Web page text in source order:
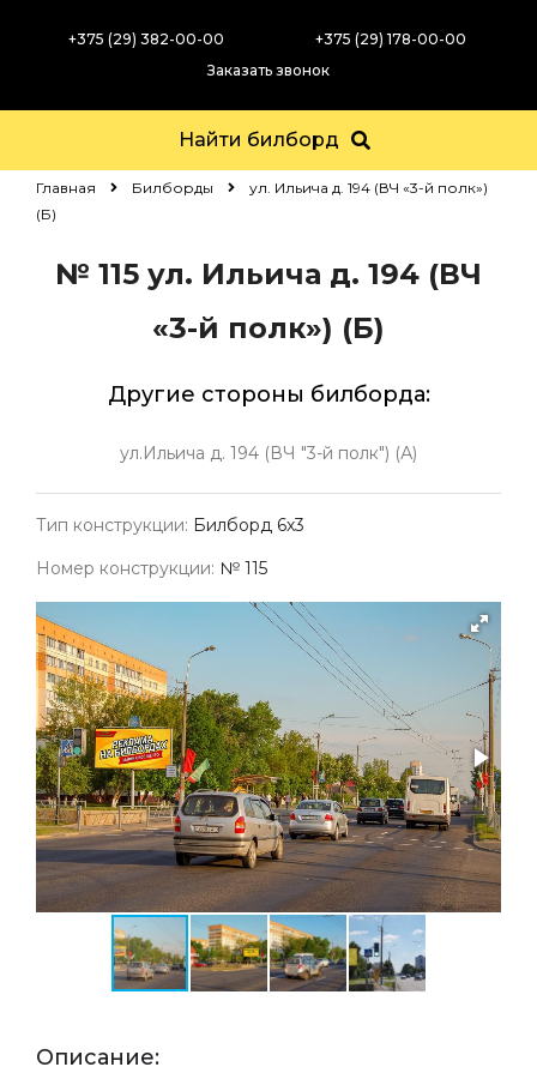
+375 (29) 382-00-00
+375 (29) 178-00-00
Заказать звонок
Найти билборд
Главная Билборды
ул. Ильича д. 194 (ВЧ «3-й полк»)
(Б)
№ 115 ул. Ильича д. 194 (ВЧ
«3-й полк») (Б)
Другие стороны билборда:
ул.Ильича д. 194 (ВЧ "3-й полк") (А)
Тип конструкции: Билборд 6х3
Номер конструкции: № 115
Описание: